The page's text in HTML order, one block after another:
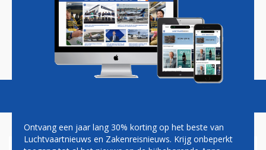
Magazine Podcasts Vacatures
Ontvang een jaar lang 30% korting op het beste van
Luchtvaartnieuws en Zakenreisnieuws. Krijg onbeperkt